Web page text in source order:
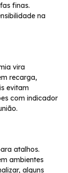
finas.
na
vira
recarga,
evitam
com indicador
atalhos.
ambientes
alguns